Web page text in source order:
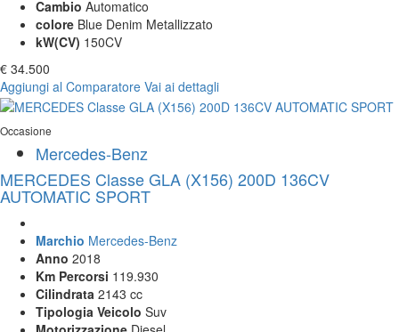
Cambio Automatico
colore Blue Denim Metallizzato
kW(CV) 150CV
€ 34.500
Aggiungi al Comparatore Vai ai dettagli
Occasione
Mercedes-Benz
MERCEDES Classe GLA (X156) 200D 136CV
AUTOMATIC SPORT
Marchio Mercedes-Benz
Anno 2018
Km Percorsi 119.930
Cilindrata 2143 cc
Tipologia Veicolo Suv